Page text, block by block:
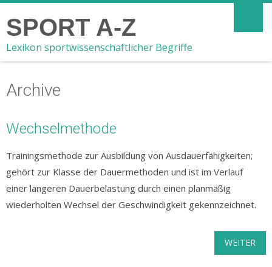
SPORT A-Z
Lexikon sportwissenschaftlicher Begriffe
Archive
Wechselmethode
Trainingsmethode zur Ausbildung von Ausdauerfähigkeiten;
gehört zur Klasse der Dauermethoden und ist im Verlauf
einer längeren Dauerbelastung durch einen planmäßig
wiederholten Wechsel der Geschwindigkeit gekennzeichnet.
WEITER